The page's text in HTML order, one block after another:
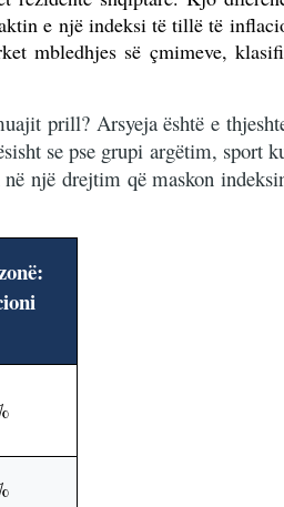
e një indeksi të tillë të
mbledhjes së çmimeve,
prill? Arsyeja është e
se pse grupi argëtim, sport
një drejtim që maskon